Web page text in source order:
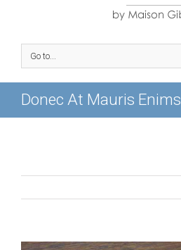
Go to...
Donec At Mauris Enims